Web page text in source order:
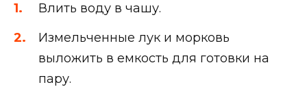
Влить воду в чашу.
Измельченные лук и морковь
выложить в емкость для готовки на
пару.